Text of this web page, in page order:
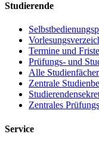
Studierende
Termine und
Prüfungs- und
Alle Studienfächer
Zentrale
Zentrales
Service